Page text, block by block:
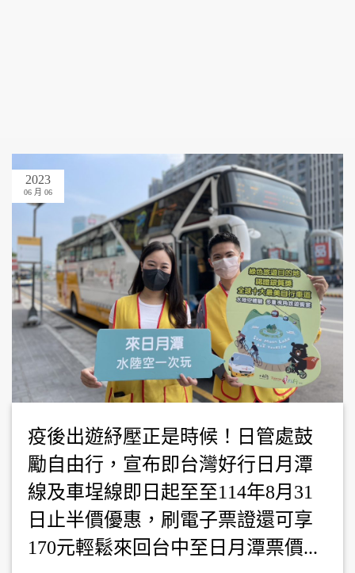
2023
06 月 06
疫後出遊紓壓正是時候！日管處鼓
勵自由行，宣布即台灣好行日月潭
線及車埕線即日起至至114年8月31
日止半價優惠，刷電子票證還可享
170元輕鬆來回台中至日月潭票價...